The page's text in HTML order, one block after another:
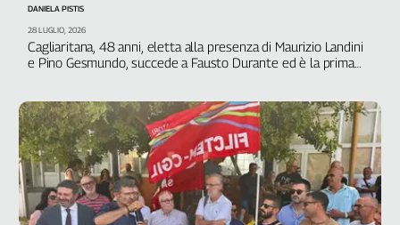
sangue
della
ragione
anni
Cgil
Collettiva
Academy
Collettiva
Cagliaritana, 48 anni, eletta alla presenza di Maurizio Landini
e Pino Gesmundo, succede a Fausto Durante ed è la prima
DANIELA PISTIS
28 LUGLIO, 2026